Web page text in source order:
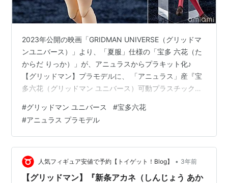
2023年公開の映画「GRIDMAN UNIVERSE（グリッドマ
ンユニバース）」より、「夏服」仕様の「宝多 六花（た
からだ りっか）」が、アニュラスからプラキット化♪
【グリッドマン】プラモデルに、 「アニュラス」産『宝
多六花（グリッドマン ユニバース）可動プラスチックモ
「笑顔」「照れ顔」の全3種。 その他、「足組み＆スカ
ート」パーツ等が付属♪ 相も変わらずお顔が少し似てない
のは、仕様というコトで。 完成時のサイズは、 ノンスケ
ールの全高：約15cm。 原型制作は「ヨコシマ」。 （※敬
称略） GRIDMAN UNIVERSE『宝多六花（グリ…
#グリッドマン ユニバース #宝多六花
#アニュラス プラモデル
人気フィギュア安値で予約【トイゲット！Blog】 • 3年前
【グリッドマン】『新条アカネ（しんじょう あか